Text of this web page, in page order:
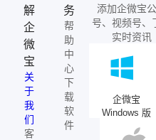
解
企
微
宝
关
于
我
们
客
务
帮
助
中
心
下
载
软
件
添加企微宝
号、视频号、
实时资讯
企微宝
Windows 版